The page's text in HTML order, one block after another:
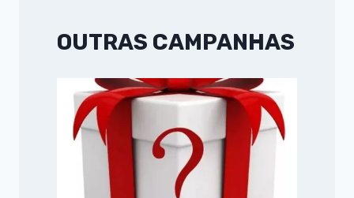
OUTRAS CAMPANHAS